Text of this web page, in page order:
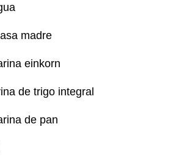
madre
einkorn
de trigo integral
de pan